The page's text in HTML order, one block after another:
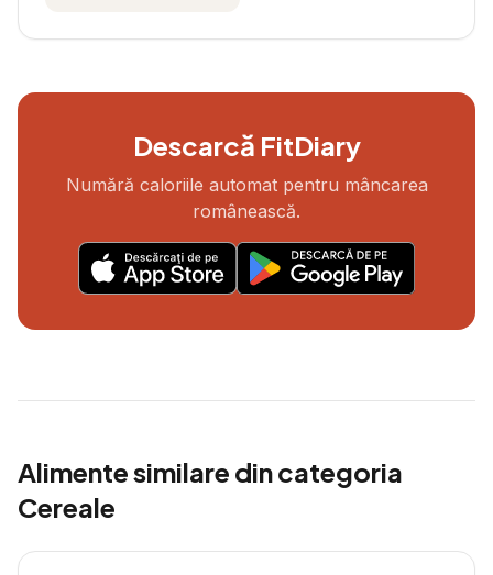
Descarcă FitDiary
Numără caloriile automat pentru mâncarea
românească.
Alimente similare din categoria
Cereale